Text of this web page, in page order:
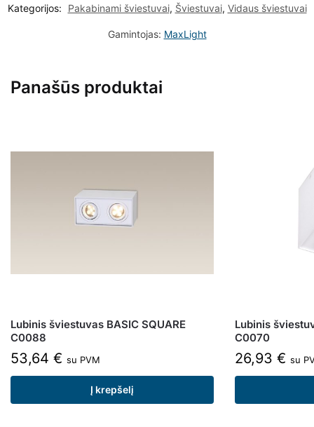
Kategorijos:
Pakabinami šviestuvai, Šviestuvai, Vidaus šviestuvai
Gamintojas: MaxLight
Panašūs produktai
Lubinis šviestuvas BASIC SQUARE
C0088
53,64 € su PVM
Į krepšelį
Lubinis
C0070
26,93 € su